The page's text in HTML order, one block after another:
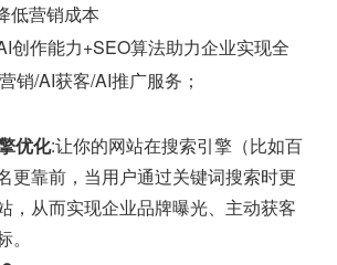
低营销成本
创作能力+SEO算法助力企业实现全
销/AI获客/AI推广服务；
优化:让你的网站在搜索引擎（比如百
更靠前，当用户通过关键词搜索时更
，从而实现企业品牌曝光、主动获客